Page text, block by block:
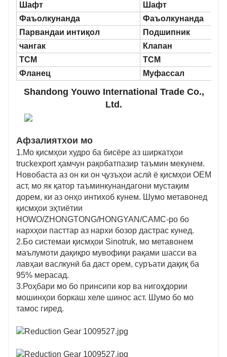
Шафт
Шафт
Фаъолкунанда
Фаъолкунанда
Парвандаи интиқол
Подшипник
чангак
Клапан
TCM
TCM
Фланец
Муфассал
Shandong Youwo International Trade Co.,
Ltd.
Афзалиятхои мо
1.Мо қисмҳои худро ба бисёре аз ширкатҳои
truckexport ҳамчун рақобатпазир таъмин мекунем.
Новобаста аз он ки он ҷузъҳои аслӣ ё қисмҳои OEM
аст, мо як қатор таъминкунандагони мустақим
дорем, ки аз онҳо интихоб кунем. Шумо метавонед
қисмҳои эҳтиётии
HOWO/ZHONGTONG/HONGYAN/CAMC-ро бо
нархҳои пасттар аз нархи бозор дастрас кунед.
2.Бо системаи қисмҳои Sinotruk, мо метавонем
маълумоти дақиқро мувофиқи рақами шасси ва
лавҳаи васлкунӣ ба даст орем, суръати дақиқ ба
95% мерасад.
3.Роҳбари мо бо принсипи кор ва нигоҳдории
мошинҳои боркаш хеле шинос аст. Шумо бо мо
тамос гиред.